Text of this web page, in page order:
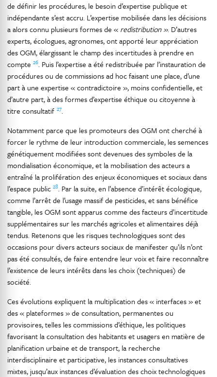
de définir les procédures, le besoin d’expertise publique et
indépendante s’est accru. L’expertise mobilisée dans les décisions
a alors connu plusieurs formes de « redistribution ». D’autres
experts, écologues, agronomes, ont apporté leur appréciation
des OGM, élargissant le champ des incertitudes à prendre en
compte 26. Puis l’expertise a été redistribuée par l’instauration de
procédures ou de commissions ad hoc faisant une place, d’une
part à une expertise « contradictoire », moins confidentielle, et
d’autre part, à des formes d’expertise éthique ou citoyenne à
titre consultatif 27.
Notamment parce que les promoteurs des OGM ont cherché à
forcer le rythme de leur introduction commerciale, les semences
génétiquement modifiées sont devenues des symboles de la
mondialisation économique, et la mobilisation des acteurs a
entraîné la prolifération des enjeux économiques et sociaux dans
l’espace public 28. Par la suite, en l’absence d’intérêt écologique,
comme l’arrêt de l’usage massif de pesticides, et sans bénéfice
tangible, les OGM sont apparus comme des facteurs d’incertitude
supplémentaires sur les marchés agricoles et alimentaires déjà
tendus. Retenons que les risques technologiques sont des
occasions pour divers acteurs sociaux de manifester qu’ils n’ont
pas été consultés, de faire entendre leur voix et faire reconnaître
l’existence de leurs intérêts dans les choix (techniques) de
société.
Ces évolutions expliquent la multiplication des « interfaces » et
des « plateformes » de consultation, permanentes ou
provisoires, telles les commissions d’éthique, les politiques
favorisant la consultation des habitants et usagers en matière de
planification urbaine et de transport, la recherche
interdisciplinaire et participative, les instances consultatives
mixtes, jusqu’aux instances d’évaluation des choix technologiques